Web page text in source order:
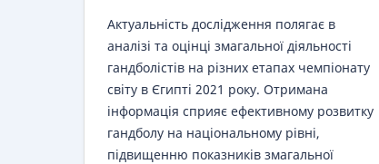
Актуальність дослідження полягає в
аналізі та оцінці змагальної діяльності
гандболістів на різних етапах чемпіонату
світу в Єгипті 2021 року. Отримана
інформація сприяє ефективному розвитку
гандболу на національному рівні,
підвищенню показників змагальної